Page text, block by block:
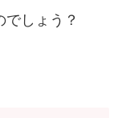
しょう？